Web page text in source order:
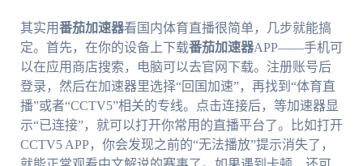
其实用番茄加速器看国内体育直播很简单，几步就能搞
定。首先，在你的设备上下载番茄加速器APP——手机可
以在应用商店搜索，电脑可以去官网下载。注册账号后
登录，然后在加速器里选择“回国加速”，再找到“体育直
播”或者“CCTV5”相关的专线。点击连接后，等加速器显
示“已连接”，就可以打开你常用的直播平台了。比如打开
CCTV5 APP，你会发现之前的“无法播放”提示消失了，